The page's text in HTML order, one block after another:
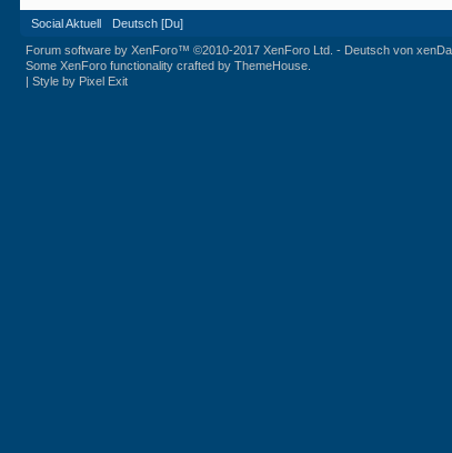
Social Aktuell Deutsch [Du]
Forum software by XenForo™©2010-2017 XenForo Ltd. - Deutsch von
Some XenForo functionality crafted byThemeHouse
|Style by Pixel Exit